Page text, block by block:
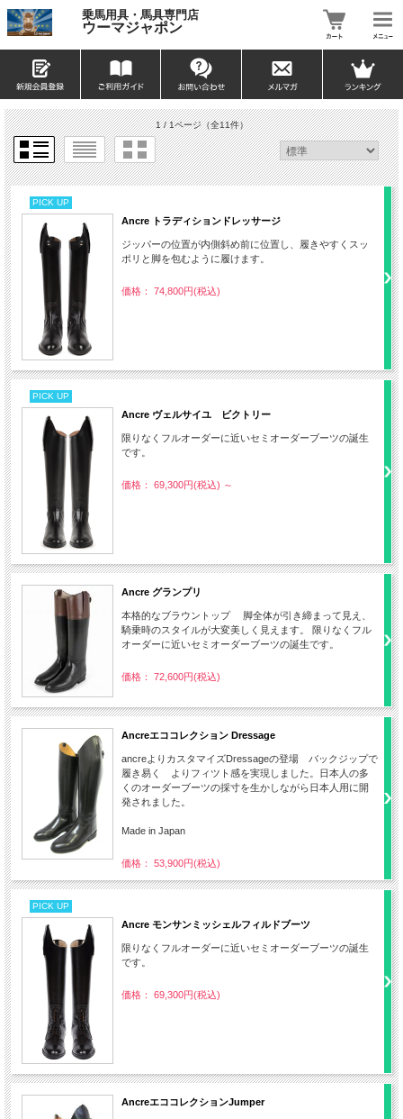
乗馬用具・馬具専門店
ウーマジャポン
1 / 1ページ（全11件）
PICK UP
Ancre トラディションドレッサージ
ジッパーの位置が内側斜め前に位置し、履きやすくスッ
ポリと脚を包むように履けます。
価格： 74,800円(税込)
PICK UP
Ancre ヴェルサイユ ビクトリー
限りなくフルオーダーに近いセミオーダーブーツの誕生
です。
価格： 69,300円(税込) ～
Ancre グランプリ
本格的なブラウントップ 脚全体が引き締まって見え、
騎乗時のスタイルが大変美しく見えます。 限りなくフル
オーダーに近いセミオーダーブーツの誕生です。
価格： 72,600円(税込)
Ancreエココレクション Dressage
ancreよりカスタマイズDressageの登場 バックジップで
履き易く よりフィツト感を実現しました。日本人の多
くのオーダーブーツの採寸を生かしながら日本人用に開
発されました。
Made in Japan
価格： 53,900円(税込)
PICK UP
Ancre モンサンミッシェルフィルドブーツ
限りなくフルオーダーに近いセミオーダーブーツの誕生
です。
価格： 69,300円(税込)
AncreエココレクションJumper